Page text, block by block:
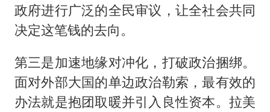
政府进行广泛的全民审议，让全社会共同
决定这笔钱的去向。
第三是加速地缘对冲化，打破政治捆绑。
面对外部大国的单边政治勒索，最有效的
办法就是抱团取暖并引入良性资本。拉美